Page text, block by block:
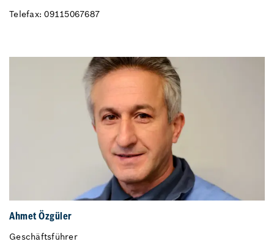
Telefax: 09115067687
Ahmet Özgüler
Geschäftsführer